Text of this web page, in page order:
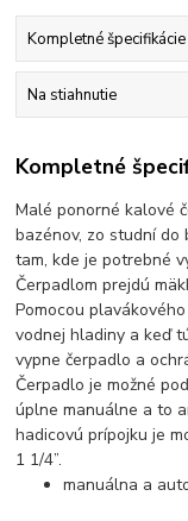
Kompletné špecifikácie
Na stiahnutie
Kompletné
Malé ponorné kalové
bazénov, zo studní do
tam, kde je potrebné
Čerpadlom prejdú
Pomocou
vodnej hladiny a keď
vypne čerpadlo a
Čerpadlo je možné
úplne manuálne a to
hadicovú prípojku je
1 1/4”.
manuálna a